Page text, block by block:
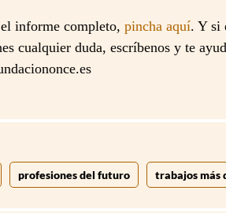
informe completo, pincha aquí. Y si
cualquier duda, escríbenos y te
profesiones del futuro trabajos más